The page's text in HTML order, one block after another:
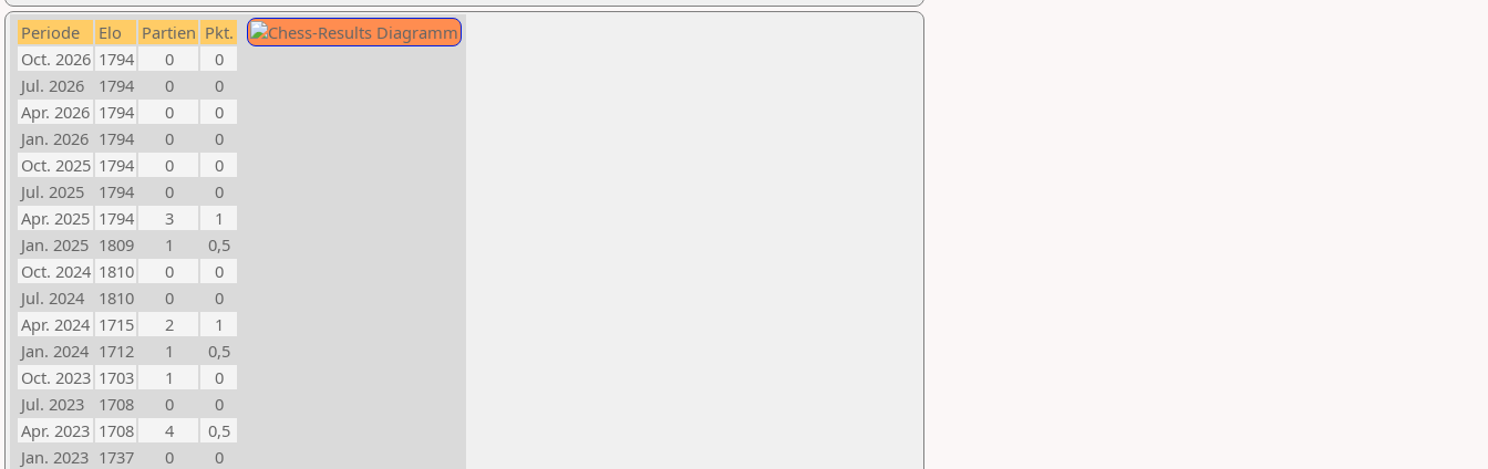
Periode Elo Partien Pkt.
Oct. 2026 1794 0
0
Jul. 2026
1794 0
0
Apr. 2026 1794 0
0
Jan. 2026 1794 0
0
Oct. 2025 1794 0
0
Jul. 2025
1794 0
0
Apr. 2025 1794 3
1
Jan. 2025 1809 1
0,5
Oct. 2024 1810 0
0
Jul. 2024
1810 0
0
Apr. 2024 1715 2
1
Jan. 2024 1712 1
0,5
Oct. 2023 1703 1
0
Jul. 2023
1708 0
0
Apr. 2023 1708 4
0,5
Jan. 2023 1737 0
0